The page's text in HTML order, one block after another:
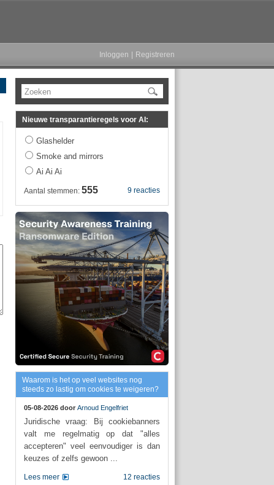
Inloggen Registreren
Zoeken
Nieuwe transparantieregels voor AI:
Glashelder
Smoke and mirrors
Ai Ai Ai
9 reacties
Aantal stemmen: 555
Waarom is het op veel websites nog
steeds zo lastig om cookies te weigeren?
05-08-2026 door Arnoud Engelfriet
Juridische vraag: Bij cookiebanners
valt me regelmatig op dat "alles
accepteren" veel eenvoudiger is dan
keuzes of zelfs gewoon ...
12 reacties
Lees meer